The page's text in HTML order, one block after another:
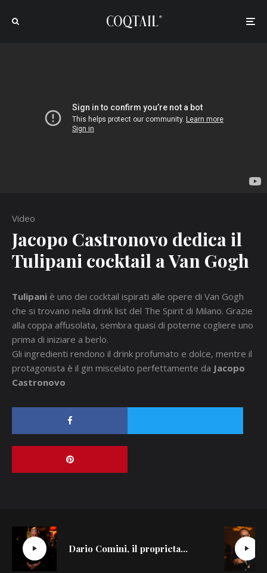
Video
Jacopo Castronovo dedica il
Tulipani cocktail a Van Gogh
Tulipani è uno dei cocktail ispirati alle opere di Van Gogh
che si trovano nella drink list del The Spirit di Milano. Grazie
alla coppa affusolata, sembra quasi di poterne cogliere uno
prima di iniziare a berlo.
Gli ingredienti rendono il drink profumato e dolce, mentre il
protagonista è il gin miscelato perfettamente da Jacopo
Castronovo
Dario Comini, il proprietario del Nottingham Forest di Milano si racconta